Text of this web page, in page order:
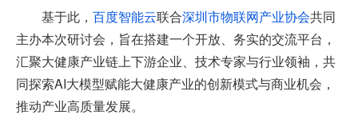
基于此， 百度智能云联合深圳市物联网产业协会共同
主办本次研讨会，旨在搭建一个开放、务实的交流平台，
汇聚大健康产业链上下游企业、技术专家与行业领袖，共
同探索AI大模型赋能大健康产业的创新模式与商业机会，
推动产业高质量发展。